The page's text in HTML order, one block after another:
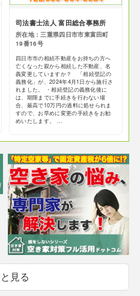
司法書士法人 富田総合事務所
所在地：三重県四日市市東富田町
19番16号
四日市市の相続不動産をお持ちの方へ
亡くなった親から相続した不動産、名
義変更していますか？ 「相続登記の
義務化」が、2024年4月1日から施行さ
れました。 ・相続登記の義務化後に
は、期限までに手続きを行わない場
合、最高で10万円の過料に処せられま
すので、お早めに変更の手続きをお勧
めいたします。 ...
見る